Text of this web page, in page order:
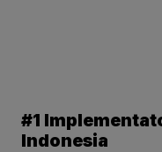
#1
Indonesia